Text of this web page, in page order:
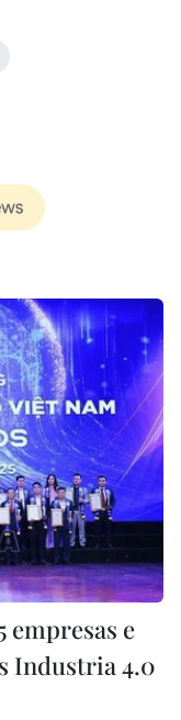
empresas e
Industria 4.0